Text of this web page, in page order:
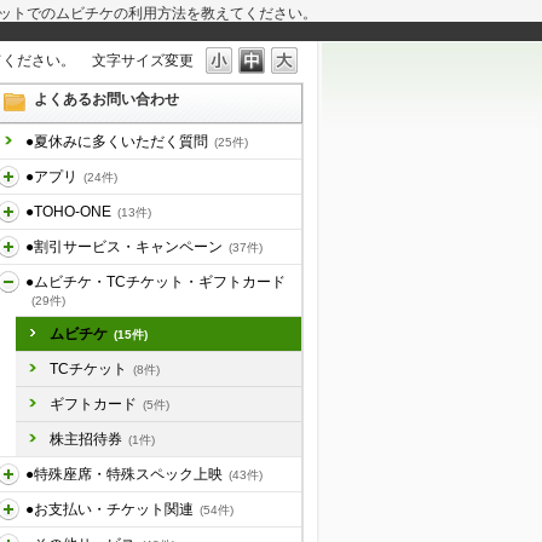
トでのムビチケの利用方法を教えてください。
文字サイズ変更
ださい。
よくあるお問い合わせ
●夏休みに多くいただく質問 (25件)
●アプリ (24件)
●TOHO-ONE (13件)
●割引サービス・キャンペーン (37件)
●ムビチケ・TCチケット・ギフトカード
(29件)
ムビチケ (15件)
TCチケット (8件)
ギフトカード (5件)
株主招待券 (1件)
●特殊座席・特殊スペック上映 (43件)
●お支払い・チケット関連 (54件)